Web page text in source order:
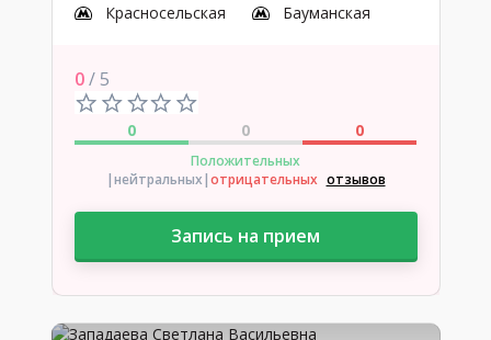
Красносельская
Бауманская
0/ 5
0 0 0
Положительных
|нейтральных|отрицательных отзывов
Запись на прием